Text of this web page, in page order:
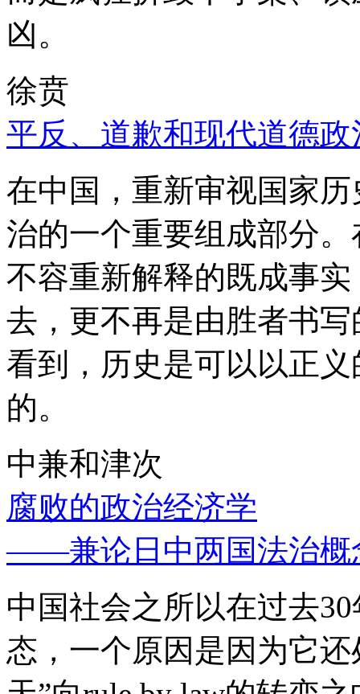
凶。
徐贲
平反、道歉和现代道德政
在中国，重新审视国家
治的一个重要组成部分
不容重新解释的既成事
去，更不再是由胜者书
看到，历史是可以以正
的。
中兼和津次
腐败的政治经济学
——兼论日中两国法治概
中国社会之所以在过去
态，一个原因是因为它